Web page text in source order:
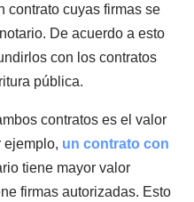
señalar que su cuarta copia
cuarta copia es la forma
documento. Sin embargo,
desde que estamos todos
sirve de respaldo para
a otros contribuyentes.
prestados, el costo